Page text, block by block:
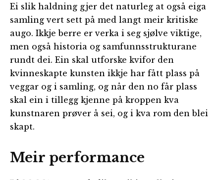
Ei slik haldning gjer det naturleg at også eiga
samling vert sett på med langt meir kritiske
augo. Ikkje berre er verka i seg sjølve viktige,
men også historia og samfunnsstrukturane
rundt dei. Ein skal utforske kvifor den
kvinneskapte kunsten ikkje har fått plass på
veggar og i samling, og når den no får plass
skal ein i tillegg kjenne på kroppen kva
kunstnaren prøver å sei, og i kva rom den blei
skapt.
Meir performance